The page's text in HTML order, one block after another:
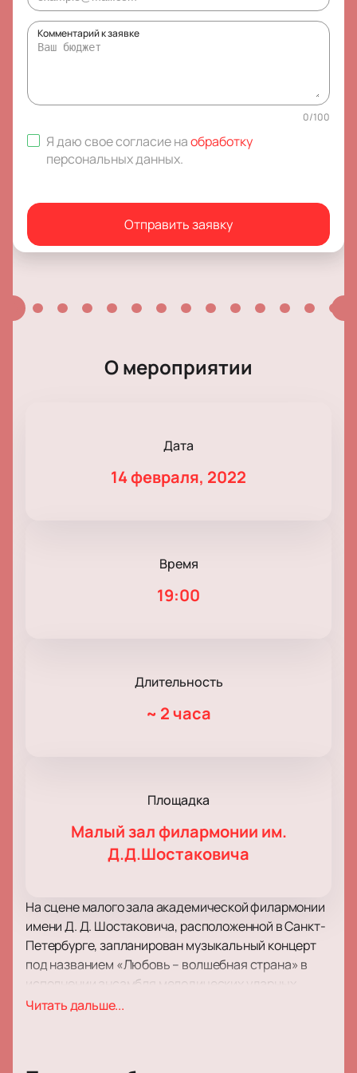
Комментарий к заявке
0/100
Я даю свое согласие наобработку
персональных данных.
Отправить заявку
О мероприятии
Дата
14 февраля, 2022
Время
19:00
Длительность
~ 2 часа
Площадка
Малый зал филармонии им.
Д.Д.Шостаковича
На сцене малого зала академической филармонии
имени Д. Д. Шостаковича, расположенной в Санкт-
Петербурге, запланирован музыкальный концерт
под названием «Любовь – волшебная страна» в
исполнении ансамбля мелодических ударных
инструментов «MarimbaMix». Мероприятие 13
Читать дальше...